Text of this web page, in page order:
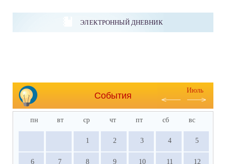
ЭЛЕКТРОННЫЙ ДНЕВНИК
События
Июль
пн вт ср чт пт сб вс
1 2 3 4 5
6 7 8 9 10 11 12